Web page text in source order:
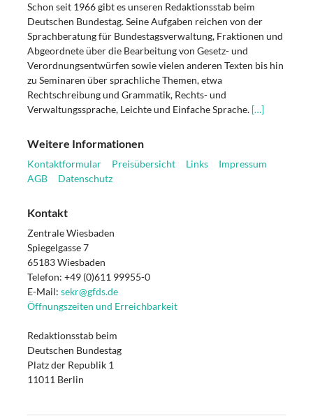
Schon seit 1966 gibt es unseren Redaktionsstab beim
Deutschen Bundestag. Seine Aufgaben reichen von der
Sprachberatung für Bundestagsverwaltung, Fraktionen und
Abgeordnete über die Bearbeitung von Gesetz- und
Verordnungsentwürfen sowie vielen anderen Texten bis hin
zu Seminaren über sprachliche Themen, etwa
Rechtschreibung und Grammatik, Rechts- und
Verwaltungssprache, Leichte und Einfache Sprache. […]
Weitere Informationen
Kontaktformular Preisübersicht Links
Impressum
AGB
Datenschutz
Kontakt
Zentrale Wiesbaden
Spiegelgasse 7
65183 Wiesbaden
Telefon: +49 (0)611 99955-0
E-Mail: sekr@gfds.de
Öffnungszeiten und Erreichbarkeit
Redaktionsstab beim
Deutschen Bundestag
Platz der Republik 1
11011 Berlin